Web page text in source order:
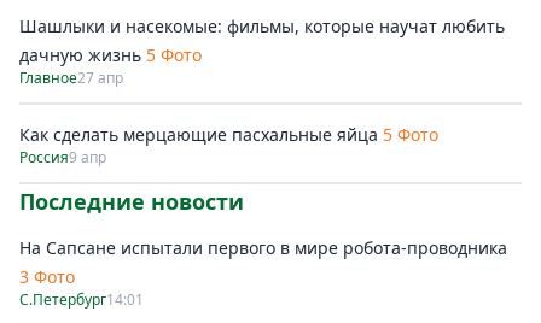
Шашлыки и насекомые: фильмы, которые научат любить
дачную жизнь 5 Фото
Главное27 апр
Как сделать мерцающие пасхальные яйца 5 Фото
Россия9 апр
Последние новости
На Сапсане испытали первого в мире робота-проводника
3 Фото
С.Петербург14:01